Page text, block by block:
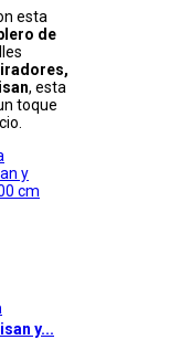
esta
de
, esta
toque
y...